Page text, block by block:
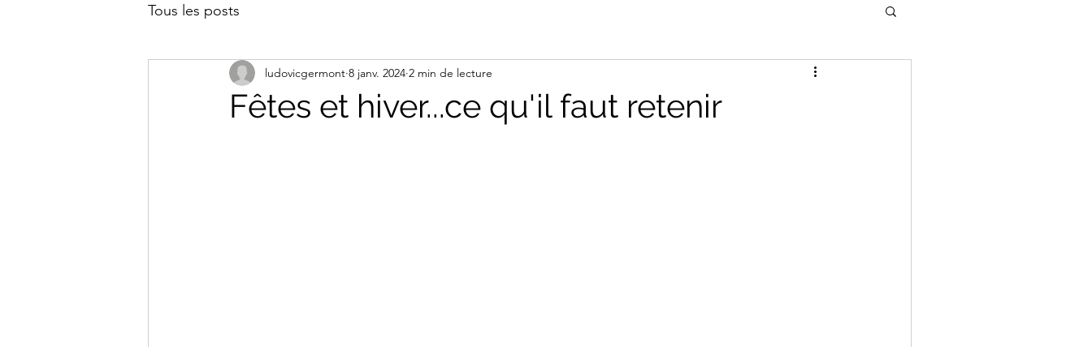
Tous les posts
Fêtes et hiver...ce qu'il faut retenir
ludovicgermont 8 janv. 2024 2 min de lecture